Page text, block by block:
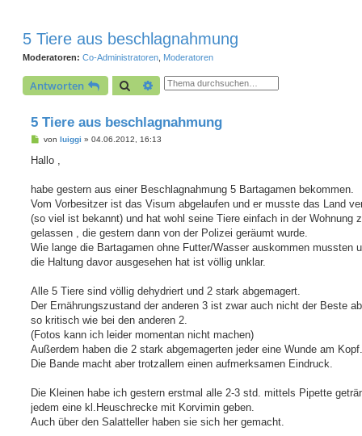
5 Tiere aus beschlagnahmung
Moderatoren: Co-Administratoren Moderatoren
Antworten Suche Erweiterte Suche
5 Tiere aus beschlagnahmung
B
i
a
von luiggi » 04.06.2012, 16:13
Hallo ,
habe gestern aus einer Beschlagnahmung 5 Bartagamen bekommen.
Vom Vorbesitzer ist das Visum abgelaufen und er musste das Land
(so viel ist bekannt) und hat wohl seine Tiere einfach in der Wohnung
gelassen , die gestern dann von der Polizei geräumt wurde.
Wie lange die Bartagamen ohne Futter/Wasser auskommen mussten
die Haltung davor ausgesehen hat ist völlig unklar.
Alle 5 Tiere sind völlig dehydriert und 2 stark abgemagert.
Der Ernährungszustand der anderen 3 ist zwar auch nicht der Beste
so kritisch wie bei den anderen 2.
(Fotos kann ich leider momentan nicht machen)
Außerdem haben die 2 stark abgemagerten jeder eine Wunde am Kopf.
Die Bande macht aber trotzallem einen aufmerksamen Eindruck.
Die Kleinen habe ich gestern erstmal alle 2-3 std. mittels Pipette
jedem eine kl.Heuschrecke mit Korvimin geben.
Auch über den Salatteller haben sie sich her gemacht.